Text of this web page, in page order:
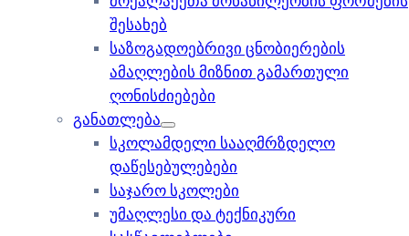
შესახებ
საზოგადოებრივი ცნობიერების
ამაღლების მიზნით გამართული
ღონისძიებები
განათლება
სკოლამდელი სააღმრზდელო
დაწესებულებები
საჯარო სკოლები
უმაღლესი და ტექნიკური